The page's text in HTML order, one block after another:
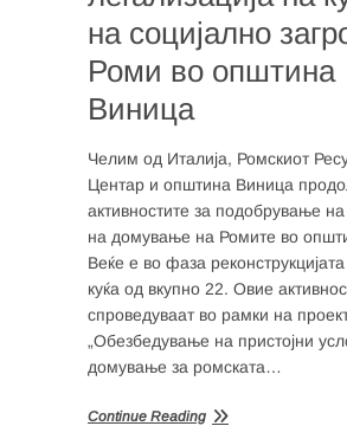
на социјално
Роми во општина
Виница
Челим од Италија, Ромскиот
Центар и општина Виница
активностите за подобрување на
на домување на Ромите во
Веќе е во фаза
куќа од вкупно 22. Овие
спроведуваат во рамки на
„Обезбедување на пристојни
домување за ромската…
Continue Reading